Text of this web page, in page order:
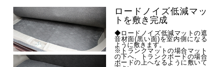
ロードノイズ低減マッ
トを敷き完成
◆ロードノイズ低減マットの遮
音材面(黒い面)を室内側になる
ように敷きます。
※トランクマットの場合マット
の下へ、トランクボードの場合
ボードの上へなるように敷いて